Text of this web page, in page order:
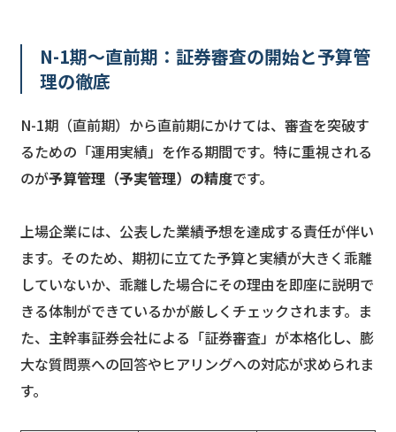
N-1期〜直前期：証券審査の開始と予算管
理の徹底
N-1期（直前期）から直前期にかけては、審査を突破す
るための「運用実績」を作る期間です。特に重視される
のが予算管理（予実管理）の精度です。
上場企業には、公表した業績予想を達成する責任が伴い
ます。そのため、期初に立てた予算と実績が大きく乖離
していないか、乖離した場合にその理由を即座に説明で
きる体制ができているかが厳しくチェックされます。ま
た、主幹事証券会社による「証券審査」が本格化し、膨
大な質問票への回答やヒアリングへの対応が求められま
す。